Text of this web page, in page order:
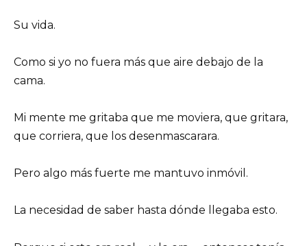
Su vida.
Como si yo no fuera más que aire debajo de la
cama.
Mi mente me gritaba que me moviera, que gritara,
que corriera, que los desenmascarara.
Pero algo más fuerte me mantuvo inmóvil.
La necesidad de saber hasta dónde llegaba esto.